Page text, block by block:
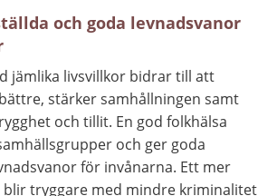
och goda levnadsvanor
jämlika livsvillkor bidrar till att
stärker samhållningen samt
och tillit. En god folkhälsa
och ger goda
för invånarna. Ett mer
blir tryggare med mindre kriminalitet